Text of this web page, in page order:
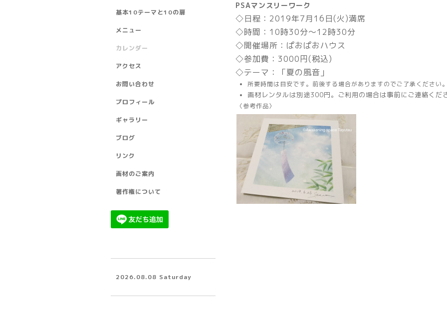
PSAマンスリーワーク
◇日程：2019年7月16日(火)満席
◇時間：10時30分～12時30分
◇開催場所： ぱおぱおハウス
◇参加費：3000円(税込)
◇テーマ：「夏の風音」
所要時間は目安です。前後する場合がありますのでご了承ください
画材レンタルは別途300円。ご利用の場合は事前にご連絡くだ
〈参考作品〉
基本10テーマと10の扉
メニュー
カレンダー
アクセス
お問い合わせ
プロフィール
ギャラリー
ブログ
リンク
画材のご案内
著作権について
2026.08.08 Saturday